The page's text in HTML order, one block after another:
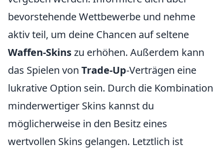
bevorstehende Wettbewerbe und nehme
aktiv teil, um deine Chancen auf seltene
Waffen-Skinszu erhöhen. Außerdem kann
das Spielen von Trade-Up-Verträgen eine
lukrative Option sein. Durch die Kombination
minderwertiger Skins kannst du
möglicherweise in den Besitz eines
wertvollen Skins gelangen. Letztlich ist